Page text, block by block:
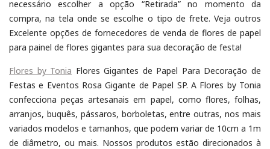
necessário escolher a opção “Retirada” no momento da
compra, na tela onde se escolhe o tipo de frete. Veja outros
Excelente opções de fornecedores de venda de flores de papel
para painel de flores gigantes para sua decoração de festa!
Flores by Tonia Flores Gigantes de Papel Para Decoração de
Festas e Eventos Rosa Gigante de Papel SP. A Flores by Tonia
confecciona peças artesanais em papel, como flores, folhas,
arranjos, buquês, pássaros, borboletas, entre outras, nos mais
variados modelos e tamanhos, que podem variar de 10cm a 1m
de diâmetro, ou mais. Nossos produtos estão direcionados à